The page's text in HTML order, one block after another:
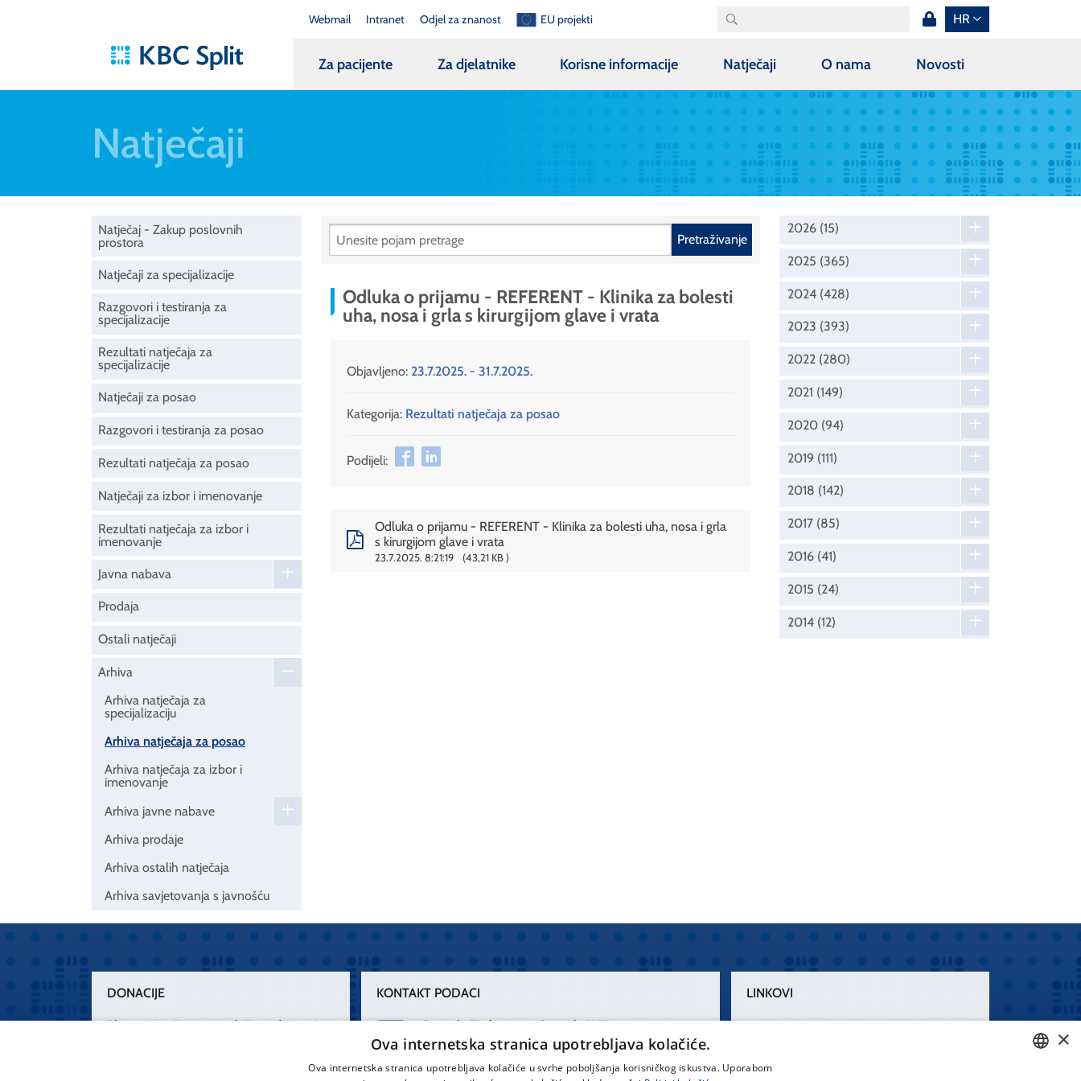
Webmail Intranet Odjel za znanost EU projekti HR
Za pacijente Za djelatnike Korisne informacije Natječaji O nama Novosti
Natječaji
Natječaj - Zakup poslovnih
prostora
Natječaji za specijalizacije
Razgovori i testiranja za
specijalizacije
Rezultati natječaja za
specijalizacije
Natječaji za posao
Razgovori i testiranja za posao
Rezultati natječaja za posao
Natječaji za izbor i imenovanje
Rezultati natječaja za izbor i
imenovanje
Javna nabava
Prodaja
Ostali natječaji
Arhiva
Arhiva natječaja za
specijalizaciju
Arhiva natječaja za posao
Arhiva natječaja za izbor i
imenovanje
Arhiva javne nabave
Arhiva prodaje
Arhiva ostalih natječaja
Arhiva savjetovanja s javnošću
Pretraživanje
Odluka o prijamu - REFERENT - Klinika za bolesti
uha, nosa i grla s kirurgijom glave i vrata
Objavljeno: 23.7.2025. - 31.7.2025.
Kategorija: Rezultati natječaja za posao
Podijeli:
Odluka o prijamu - REFERENT - Klinika za bolesti uha, nosa i grla
s kirurgijom glave i vrata
23.7.2025. 8:21:19 43,21 KB
2026 (15)
2025 (365)
2024 (428)
2023 (393)
2022 (280)
2021 (149)
2020 (94)
2019 (111)
2018 (142)
2017 (85)
2016 (41)
2015 (24)
2014 (12)
DONACIJE
Plemenitim činom nesebičnog darivanja
„Zarazimo“ se dobrotom, donirajmo od
KONTAKT PODACI
Centrala Firule
021 556 111
Centrala Križine
021 557 111
LINKOVI
×
Ova internetska stranica upotrebljava kolačiće.
Ova internetska stranica upotrebljava kolačiće u svrhe poboljšanja korisničkog iskustva. Uporabom